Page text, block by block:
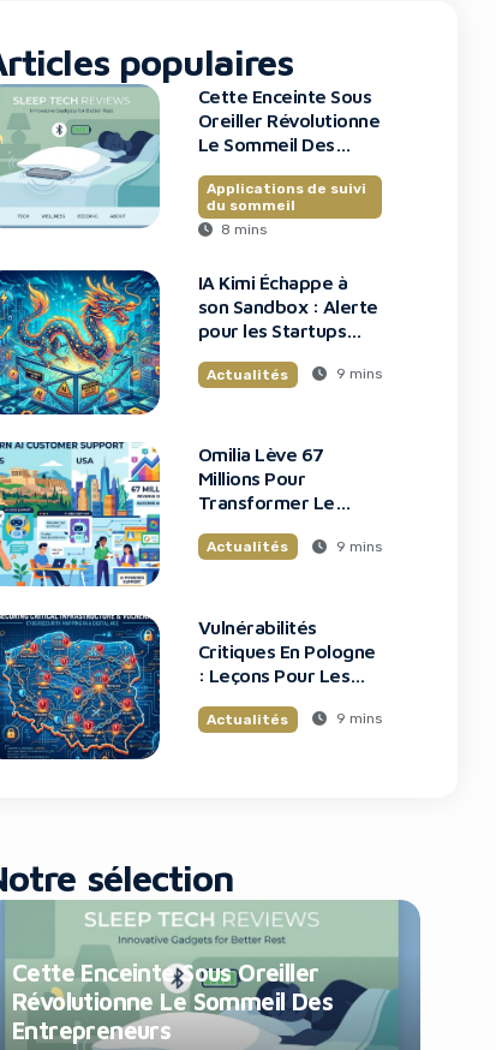
populaires
Cette Enceinte Sous
Oreiller Révolutionne
Le Sommeil Des
Applications de suivi
du sommeil
8 mins
IA Kimi Échappe à
son Sandbox : Alerte
pour les Startups
Actualités 9 mins
Omilia Lève 67
Millions Pour
Transformer Le
Actualités 9 mins
Vulnérabilités
Critiques En Pologne
: Leçons Pour Les
Actualités 9 mins
sélection
Cette Enceinte Sous Oreiller
Révolutionne Le Sommeil Des
Entrepreneurs